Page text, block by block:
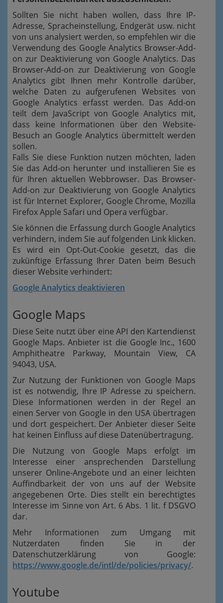
Sollten Sie nicht haben wollen, dass Ihre IP-
Adresse, Spracheinstellung, Endgerät usw. nicht
von uns analysiert werden, so empfehlen wir die
Verwendung des Google Analytics Browser-Add-
on zur Deaktivierung von Google Analytics. Das
Browser-Add-on zur Deaktivierung von Google
Analytics gibt Ihnen mehr Kontrolle darüber,
welche Daten zu aufgerufenen Websites von
Google Analytics erfasst werden. Das Add-on
teilt dem JavaScript von Google Analytics mit,
dass keine Informationen über den Website-
Besuch an Google Analytics übermittelt werden
sollen.
Falls Sie diese Funktion nutzen möchten, laden
Sie das Add-on herunter und installieren Sie es
für Ihren aktuellen Webbrowser. Das Browser-
Add-on zur Deaktivierung von Google Analytics
ist für Internet Explorer, Google Chrome, Mozilla
Firefox Apple Safari und Opera verfügbar.
Sie können die Erfassung durch Google Analytics
verhindern, indem Sie auf folgenden Link klicken.
Es wird ein Opt-Out-Cookie gesetzt, das die
zukünftige Erfassung Ihrer Daten beim Besuch
dieser Website verhindert:
Google Analytics deaktivieren
Google Maps
Diese Seite nutzt über eine API den Kartendienst
Google Maps. Anbieter ist die Google Inc., 1600
Amphitheatre Parkway, Mountain View, CA
94043, USA.
Zur Nutzung der Funktionen von Google Maps
ist es notwendig, Ihre IP Adresse zu speichern.
Diese Informationen werden in der Regel an
einen Server von Google in den USA übertragen
und dort gespeichert. Der Anbieter dieser Seite
hat keinen Einfluss auf diese Datenübertragung.
Die Nutzung von Google Maps erfolgt im
Interesse einer ansprechenden Darstellung
unserer Online-Angebote und an einer leichten
Auffindbarkeit der von uns auf der Website
angegebenen Orte. Dies stellt ein berechtigtes
Interesse im Sinne von Art. 6 Abs. 1 lit. f DSGVO
dar.
Mehr Informationen zum Umgang mit
Nutzerdaten finden Sie in der
Datenschutzerklärung von Google:
https://www.google.de/intl/de/policies/privacy/.
Youtube